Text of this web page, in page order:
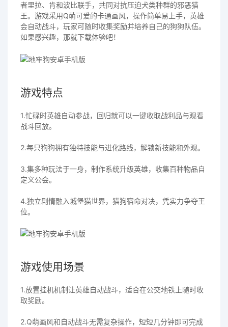
者里拉、肯和波比联手，共同对抗压迫犬类种群的邪恶猫
王。游戏采用Q萌可爱的卡通画风，操作简单易上手，英雄
会自动战斗，玩家可随时收集奖励并培养自己的狗狗队伍。
如果感兴趣，那就下载体验吧！
游戏特点
1.忙碌时英雄自动参战，回归就可以一键收取战利品与观看
战斗回放。
2.每只狗狗拥有独特技能与进化路线，解锁新技能和外观。
3.集多种玩法于一身，制作系统升级英雄，收集百种物品自
定义公会。
4.独立剧情融入城堡猫世界，猫狗宿命对决，凭实力争夺王
位。
游戏使用场景
1.放置挂机机制让英雄自动战斗，适合在公交地铁上随时收
取奖励。
2.Q萌画风和自动战斗无需复杂操作，短短几分钟即可完成